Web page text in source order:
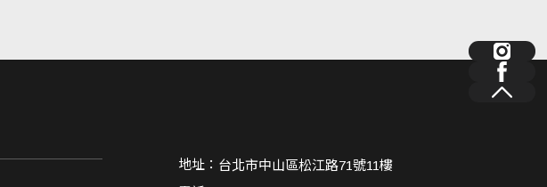
地址： 台北市中山區松江路71號11樓